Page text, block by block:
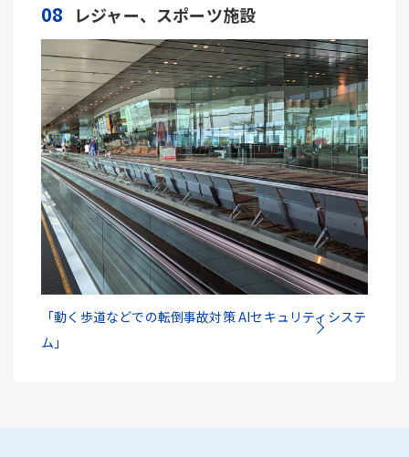
08 レジャー、スポーツ施設
「動く歩道などでの転倒事故対策 AIセキュリティシステ
ム」